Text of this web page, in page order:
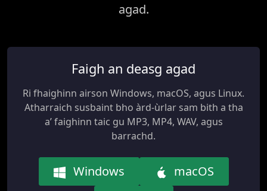
agad.
Faigh an deasg agad
Ri fhaighinn airson Windows, macOS, agus Linux.
Atharraich susbaint bho àrd-ùrlar sam bith a tha
a’ faighinn taic gu MP3, MP4, WAV, agus
barrachd.
Windows
macOS